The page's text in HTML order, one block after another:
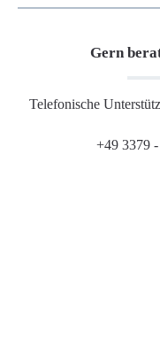
Gern
Telefonische
+49 3379